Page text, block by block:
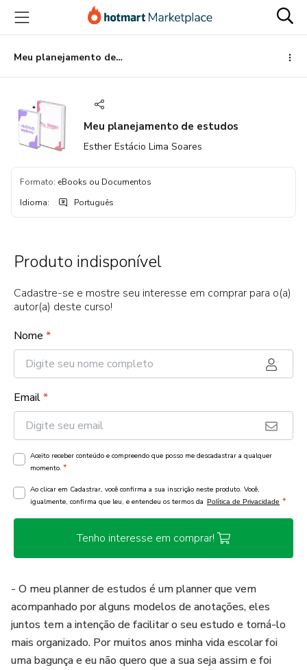
para
conteúdo
principal
para
pagamento
para
rodapé
Meu planejamento de estudos
Meu planejamento de estudos
Esther Estácio Lima Soares
Formato: eBooks ou Documentos
Idioma: Português
Produto indisponível
Cadastre-se e mostre seu interesse em comprar para o(a)
autor(a) deste curso!
Nome *
Email*
Aceito receber conteúdo e compreendo que posso me descadastrar a qualquer
momento. *
Ao clicar em Cadastrar, você confirma a sua inscrição neste produto. Você,
igualmente, confirma que leu, e entendeu os termos da Política de Privacidade *
Tenho interesse em comprar!
- O meu planner de estudos é um planner que vem
acompanhado por alguns modelos de anotações, eles
juntos tem a intenção de facilitar o seu estudo e torná-lo
mais organizado. Por muitos anos minha vida escolar foi
uma bagunça e eu não quero que a sua seja assim e foi